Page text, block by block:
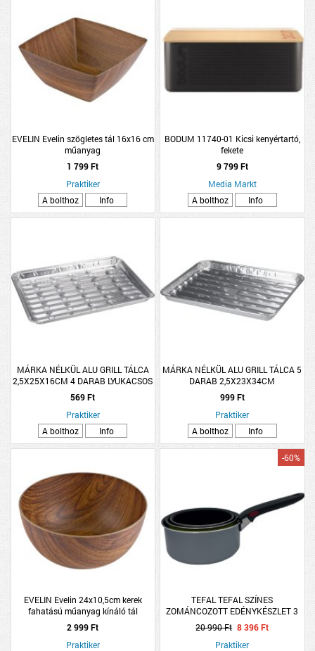
EVELIN Evelin szögletes tál 16x16 cm
műanyag
1 799 Ft
Praktiker
A bolthoz
Info
BODUM 11740-01 Kicsi kenyértartó,
fekete
9 799 Ft
Media Markt
A bolthoz
Info
MÁRKA NÉLKÜL ALU GRILL TÁLCA
2,5X25X16CM 4 DARAB LYUKACSOS
569 Ft
Praktiker
A bolthoz
Info
MÁRKA NÉLKÜL ALU GRILL TÁLCA 5
DARAB 2,5X23X34CM
999 Ft
Praktiker
A bolthoz
Info
EVELIN Evelin 24x10,5cm kerek
fahatású műanyag kínáló tál
2 999 Ft
Praktiker
TEFAL TEFAL SZÍNES
ZOMÁNCOZOTT EDÉNYKÉSZLET 3
DARABOS 16/18/20CM INGENIO + 1
DARAB FOGÓ
-60%
20 990 Ft 8 396 Ft
Praktiker